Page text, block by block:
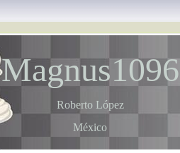
Magnus1096
Roberto López
México